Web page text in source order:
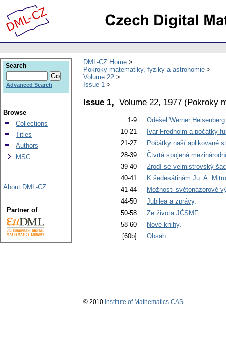
DML-CZ Home
Pokroky matematiky, fyziky a astronomie
Volume 22
Issue 1
Issue 1, Volume 22, 1977 (Pokroky
1-9
Odešel Werner
10-21
Ivar Fredholm a počátky
21-27
Počátky naší aplikované
28-39
Čtvrtá spojená
39-40
Zrodí se velmistrovský
40-41
K šedesátinám Ju. A.
41-44
Možnosti světonázorové
44-50
Jubilea a zprávy.
50-58
Ze života JČSMF.
58-60
Nové knihy.
[60b]
Obsah.
Search
Advanced Search
Browse
Collections
Titles
Authors
MSC
About DML-CZ
Partner of
© 2010 Institute of Mathematics CAS